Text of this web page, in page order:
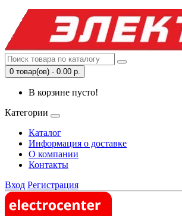
0 товар(ов) - 0.00 р.
В корзине пусто!
Категории
Каталог
Информация о доставке
О компании
Контакты
Вход Регистрация